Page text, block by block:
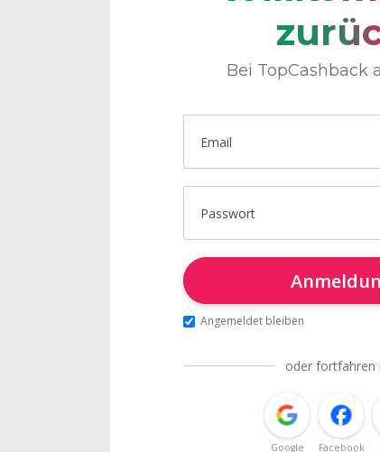
Bei TopCashback
Email
Passwort
Angemeldet bleiben
oder fortfahren
Google Facebook